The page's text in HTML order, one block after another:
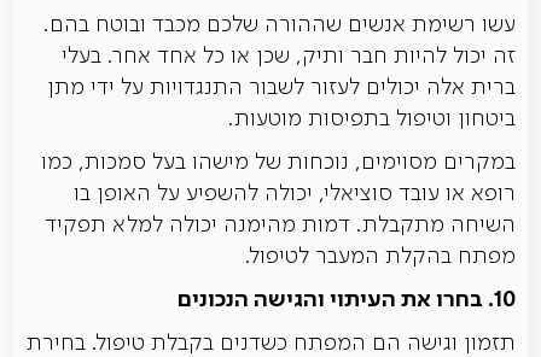
עשו רשימת אנשים שההורה שלכם מכבד ובוטח בהם.
זה יכול להיות חבר ותיק, שכן או כל אחד אחר. בעלי
ברית אלה יכולים לעזור לשבור התנגדויות על ידי מתן
ביטחון וטיפול בתפיסות מוטעות.
במקרים מסוימים, נוכחות של מישהו בעל סמכות, כמו
רופא או עובד סוציאלי, יכולה להשפיע על האופן בו
השיחה מתקבלת. דמות מהימנה יכולה למלא תפקיד
מפתח בהקלת המעבר לטיפול.
10. בחרו את העיתוי והגישה הנכונים
תזמון וגישה הם המפתח כשדנים בקבלת טיפול. בחירת